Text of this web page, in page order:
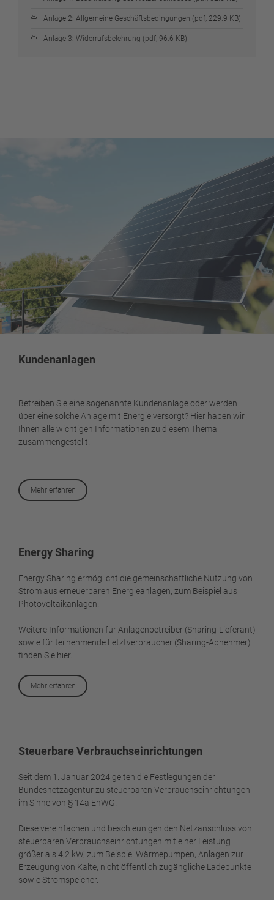
Anlage 2: Allgemeine Geschäftsbedingungen (pdf, 229.9 KB)
Anlage 3: Widerrufsbelehrung (pdf, 96.6 KB)
Kundenanlagen
Betreiben Sie eine sogenannte Kundenanlage oder werden
über eine solche Anlage mit Energie versorgt? Hier haben wir
Ihnen alle wichtigen Informationen zu diesem Thema
zusammengestellt.
Mehr erfahren
Energy Sharing
Energy Sharing ermöglicht die gemeinschaftliche Nutzung von
Strom aus erneuerbaren Energieanlagen, zum Beispiel aus
Photovoltaikanlagen.
Weitere Informationen für Anlagenbetreiber (Sharing-Lieferant)
sowie für teilnehmende Letztverbraucher (Sharing-Abnehmer)
finden Sie hier.
Mehr erfahren
Steuerbare Verbrauchseinrichtungen
Seit dem 1. Januar 2024 gelten die Festlegungen der
Bundesnetzagentur zu steuerbaren Verbrauchseinrichtungen
im Sinne von § 14a EnWG.
Diese vereinfachen und beschleunigen den Netzanschluss von
steuerbaren Verbrauchseinrichtungen mit einer Leistung
größer als 4,2 kW, zum Beispiel Wärmepumpen, Anlagen zur
Erzeugung von Kälte, nicht öffentlich zugängliche Ladepunkte
sowie Stromspeicher.